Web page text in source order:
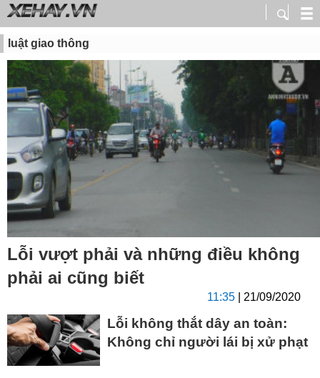
luật giao thông
Lỗi vượt phải và những điều không
phải ai cũng biết
11:35 | 21/09/2020
Lỗi không thắt dây an toàn:
Không chỉ người lái bị xử phạt